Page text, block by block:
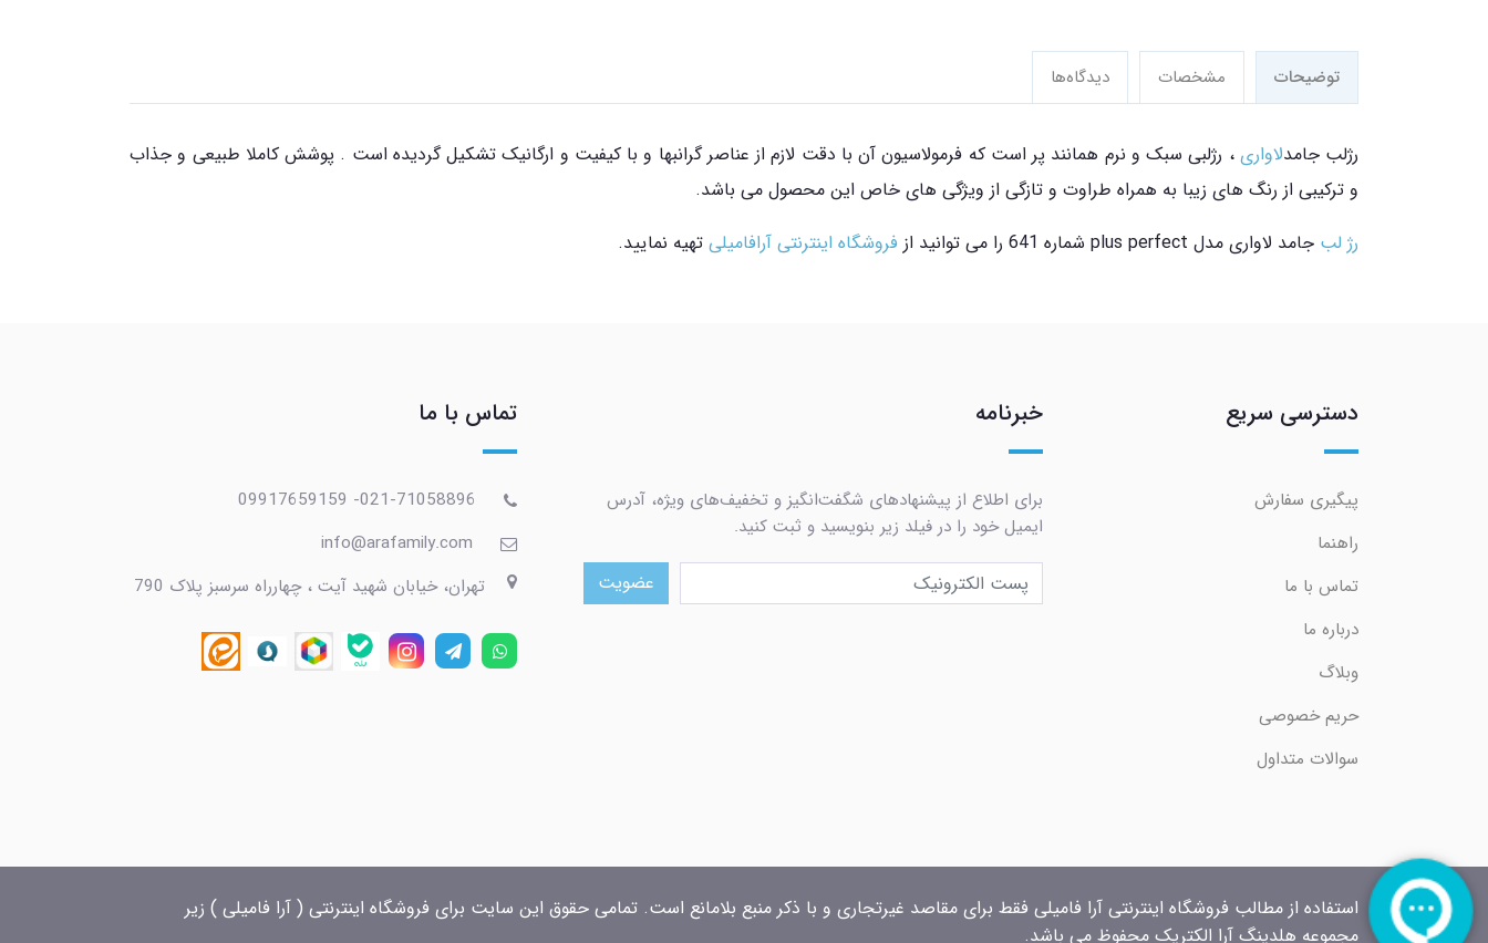
توضیحات مشخصات دیدگاه‌ها
رژلب جامدلاواری ، رژلبی سبک و نرم همانند پر است که فرمولاسیون آن با دقت لازم از عناصر گرانبها و با کیفیت و ارگانیک تشکیل گردیده است . پوشش کاملا طبیعی و جذاب
و ترکیبی از رنگ های زیبا به همراه طراوت و تازگی از ویژگی های خاص این محصول می باشد.
رژ لب جامد لاواری مدل plus perfect شماره 641 را می توانید از فروشگاه اینترنتی آرافامیلی تهیه نمایید.
دسترسی سریع
پیگیری سفارش
راهنما
تماس با ما
درباره ما
وبلاگ
حریم خصوصی
سوالات متداول
خبرنامه
برای اطلاع از پیشنهادهای شگفت‌انگیز و تخفیف‌های ویژه، آدرس
ایمیل خود را در فیلد زیر بنویسید و ثبت کنید.
عضویت
تماس با ما
تهران، خیابان شهید آیت ، چهارراه سرسبز پلاک 790
استفاده از مطالب فروشگاه اینترنتی آرا فامیلی فقط برای مقاصد غیرتجاری و با ذکر منبع بلامانع است. تمامی حقوق این سایت برای فروشگاه اینترنتی ( آرا فامیلی ) زیر
مجموعه هلدینگ آرا الکتریک محفوظ می باشد.